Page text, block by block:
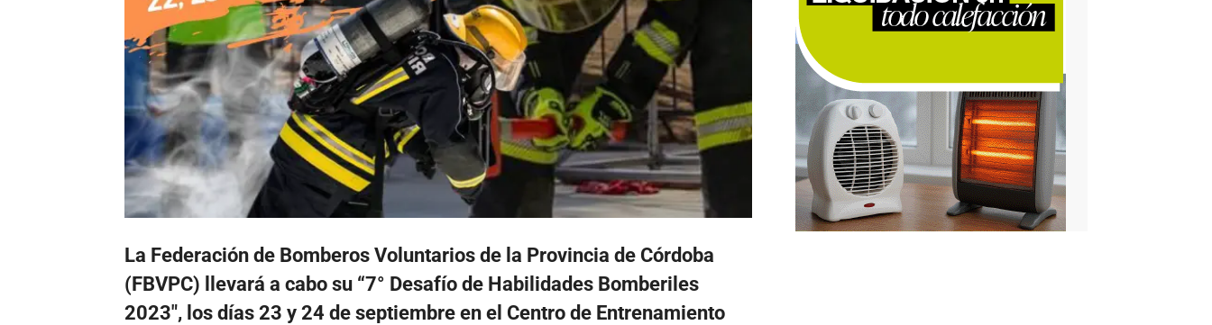
La Federación de Bomberos Voluntarios de la Provincia de Córdoba
(FBVPC) llevará a cabo su “7° Desafío de Habilidades Bomberiles
2023″, los días 23 y 24 de septiembre en el Centro de Entrenamiento